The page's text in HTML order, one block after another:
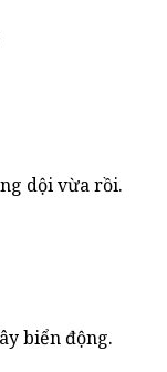
dội vừa rồi.
biển động.